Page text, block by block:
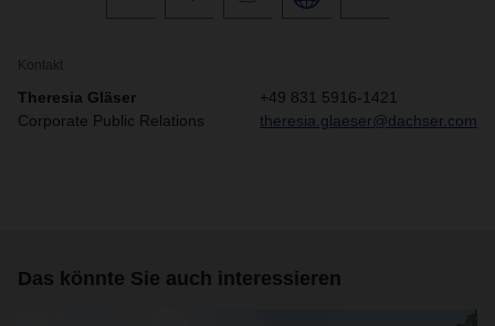
Kontakt
Theresia Gläser
Corporate Public Relations
+49 831 5916-1421
theresia.glaeser@dachser.com
Das könnte Sie auch interessieren